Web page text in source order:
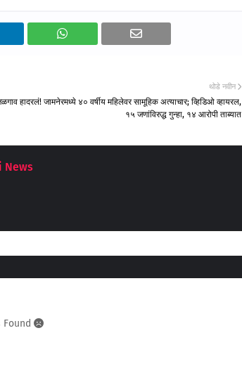
थोडे नवीन
हादरलं! जामनेरमध्ये ४० वर्षीय महिलेवर सामूहिक अत्याचार; व्हिडिओ व्हायरल,
१५ जणांविरुद्ध गुन्हा, १४ आरोपी ताब्यात
News
Found